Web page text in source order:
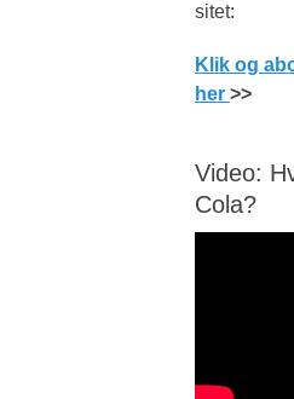
sitet:
Klik og
her >>
Video:
Cola?